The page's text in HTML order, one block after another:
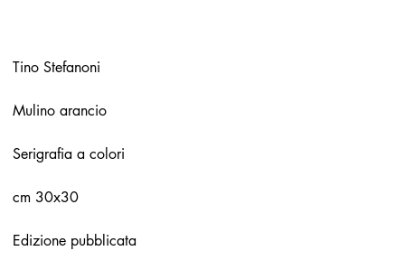
Tino Stefanoni
Mulino arancio
Serigrafia a colori
cm 30x30
Edizione pubblicata